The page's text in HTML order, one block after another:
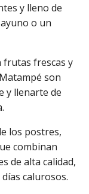
y lleno de
o un
frutas frescas y
son
y llenarte de
los postres,
combinan
de alta calidad,
calurosos.